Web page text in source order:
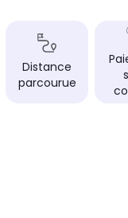
Distance
parcourue